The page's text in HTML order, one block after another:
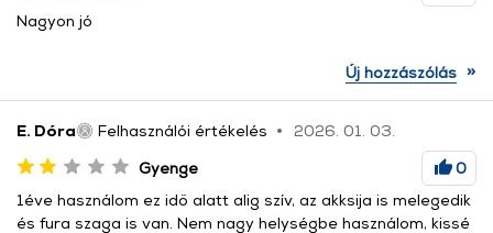
Nagyon jó
Új hozzászólás »
E. Dóra Felhasználói értékelés
2026. 01. 03.
Gyenge
0
1éve használom ez idő alatt alig szív, az akksija is melegedik
és fura szaga is van. Nem nagy helységbe használom, kissé